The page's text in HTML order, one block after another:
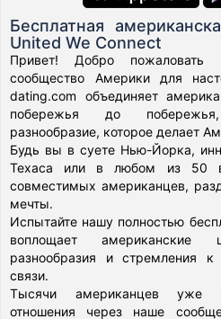
Бесплатная
United We Connect
Привет! Добро пожаловать
сообщество Америки для
dating.com объединяет
побережья до
разнообразие, которое делает
Будь вы в суете Нью-Йорка,
Техаса или в любом из 50
совместимых американцев,
мечты.
Испытайте нашу полностью
воплощает американские
разнообразия и стремления
связи.
Тысячи американцев уже
отношения через наше